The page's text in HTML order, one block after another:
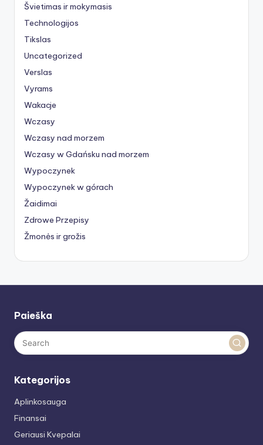
Švietimas ir mokymasis
Technologijos
Tikslas
Uncategorized
Verslas
Vyrams
Wakacje
Wczasy
Wczasy nad morzem
Wczasy w Gdańsku nad morzem
Wypoczynek
Wypoczynek w górach
Žaidimai
Zdrowe Przepisy
Žmonės ir grožis
Paieška
Kategorijos
Aplinkosauga
Finansai
Geriausi Kvepalai